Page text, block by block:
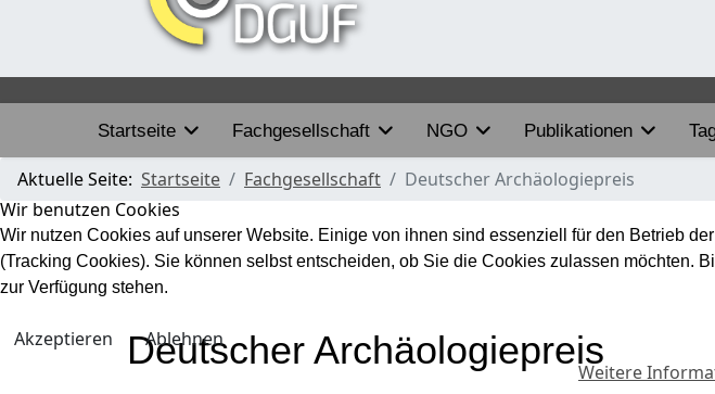
Startseite Fachgesellschaft NGO Publikationen
Aktuelle Seite: Startseite Fachgesellschaft Deutscher Archäologiepreis
Deutscher Archäologiepreis
Wir benutzen Cookies
Wir nutzen Cookies auf unserer Website. Einige von ihnen sind essenziell für den Betrieb
(Tracking Cookies). Sie können selbst entscheiden, ob Sie die Cookies zulassen
zur Verfügung stehen.
Akzeptieren
Ablehnen
Weitere